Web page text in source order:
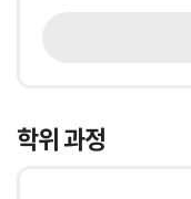
학위 과정